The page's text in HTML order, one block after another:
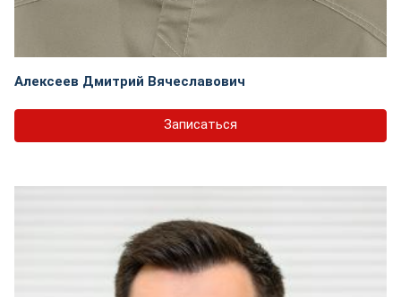
Алексеев Дмитрий Вячеславович
Записаться